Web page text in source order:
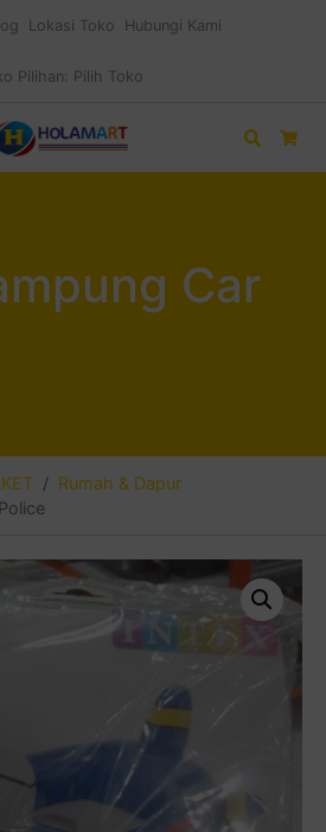
Lokasi Toko Hubungi Kami
Pilihan: Pilih Toko
Search
Car
Rumah & Dapur